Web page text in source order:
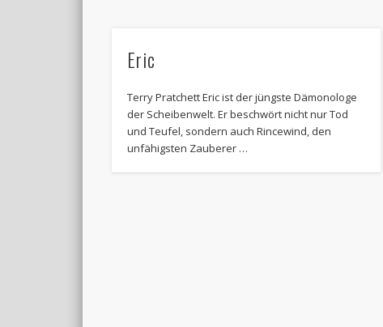
Eric
Terry Pratchett Eric ist der jüngste Dämonologe
der Scheibenwelt. Er beschwört nicht nur Tod
und Teufel, sondern auch Rincewind, den
unfähigsten Zauberer …